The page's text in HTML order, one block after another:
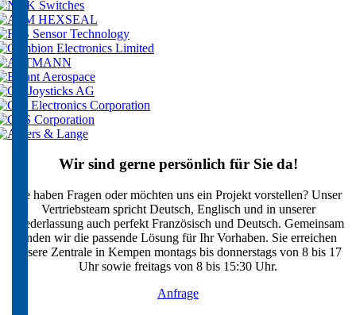
Wir sind gerne persönlich für Sie da!
Sie haben Fragen oder möchten uns ein Projekt vorstellen? Unser
Vertriebsteam spricht Deutsch, Englisch und in unserer
Niederlassung auch perfekt Französisch und Deutsch. Gemeinsam
finden wir die passende Lösung für Ihr Vorhaben. Sie erreichen
unsere Zentrale in Kempen montags bis donnerstags von 8 bis 17
Uhr sowie freitags von 8 bis 15:30 Uhr.
Anfrage